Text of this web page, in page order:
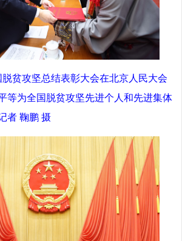
脱贫攻坚总结表彰大会在北京人民大会
等为全国脱贫攻坚先进个人和先进集体
者 鞠鹏 摄